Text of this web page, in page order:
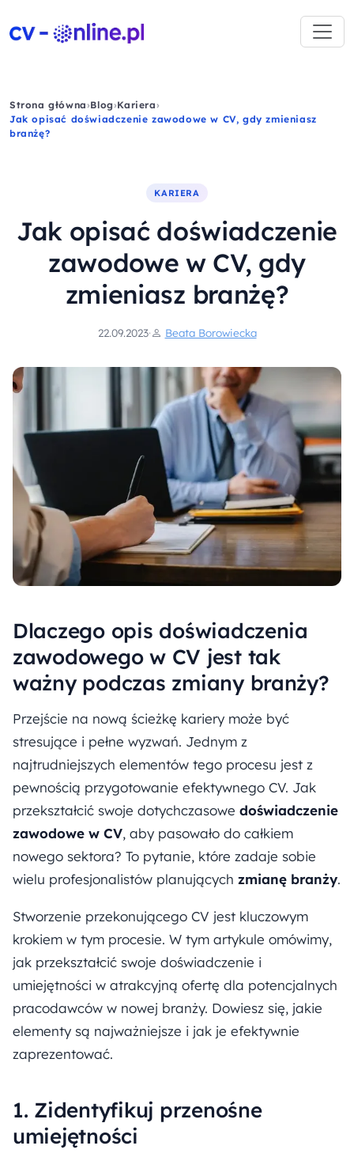
Strona główna›Blog›Kariera›
Jak opisać doświadczenie zawodowe w CV, gdy zmieniasz
branżę?
KARIERA
Jak opisać doświadczenie
zawodowe w CV, gdy
zmieniasz branżę?
22.09.2023· Beata Borowiecka
Dlaczego opis doświadczenia
zawodowego w CV jest tak
ważny podczas zmiany branży?
Przejście na nową ścieżkę kariery może być
stresujące i pełne wyzwań. Jednym z
najtrudniejszych elementów tego procesu jest z
pewnością przygotowanie efektywnego CV. Jak
przekształcić swoje dotychczasowe doświadczenie
zawodowe w CV, aby pasowało do całkiem
nowego sektora? To pytanie, które zadaje sobie
wielu profesjonalistów planujących zmianę branży.
Stworzenie przekonującego CV jest kluczowym
krokiem w tym procesie. W tym artykule omówimy,
jak przekształcić swoje doświadczenie i
umiejętności w atrakcyjną ofertę dla potencjalnych
pracodawców w nowej branży. Dowiesz się, jakie
elementy są najważniejsze i jak je efektywnie
zaprezentować.
1. Zidentyfikuj przenośne
umiejętności